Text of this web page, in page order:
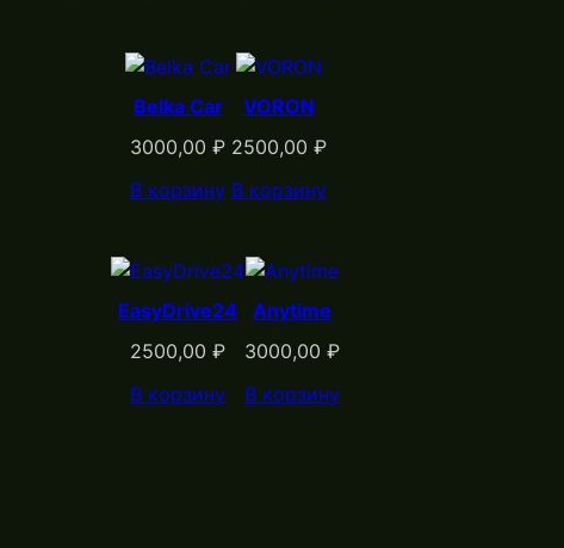
Belka Car
3000,00 ₽
В корзину
VORON
2500,00 ₽
В корзину
EasyDrive24
2500,00 ₽
В корзину
Anytime
3000,00 ₽
В корзину